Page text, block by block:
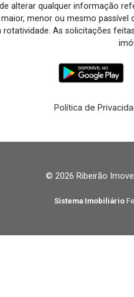
alterar qualquer informação
menor ou mesmo
As solicitações
Política de
© 2026 Ribeirão
Sistema Imobiliário